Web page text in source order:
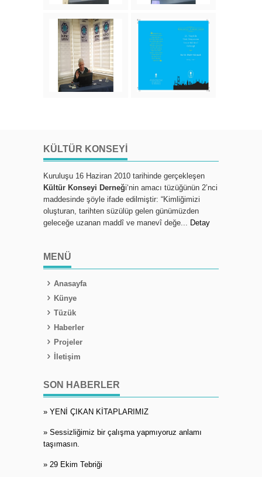
KÜLTÜR KONSEYI
Kuruluşu 16 Haziran 2010 tarihinde gerçekleşen
Kültür Konseyi Derneği‘nin amacı tüzüğünün 2’nci
maddesinde şöyle ifade edilmiştir: “Kimliğimizi
oluşturan, tarihten süzülüp gelen günümüzden
geleceğe uzanan maddî ve manevî değe... Detay
MENÜ
Anasayfa
Künye
Tüzük
Haberler
Projeler
İletişim
SON HABERLER
» YENİ ÇIKAN KİTAPLARIMIZ
» Sessizliğimiz bir çalışma yapmıyoruz anlamı
taşımasın.
» 29 Ekim Tebriği